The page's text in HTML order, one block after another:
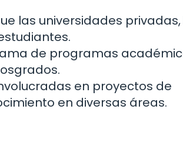
las universidades privadas,
de programas
en proyectos de
en diversas áreas.